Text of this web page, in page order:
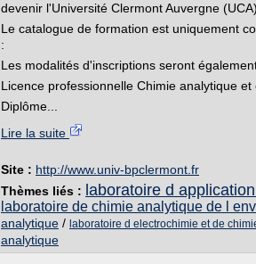
devenir l'Université Clermont Auvergne (UCA).
Le catalogue de formation est uniquement
:
Les modalités d'inscriptions seront
Licence professionnelle Chimie analytique
Diplôme...
Lire la suite
Site : http://www.univ-bpclermont.fr
Thèmes liés : laboratoire d
laboratoire de chimie analytique de l
analytique / laboratoire d electrochimie et de
analytique